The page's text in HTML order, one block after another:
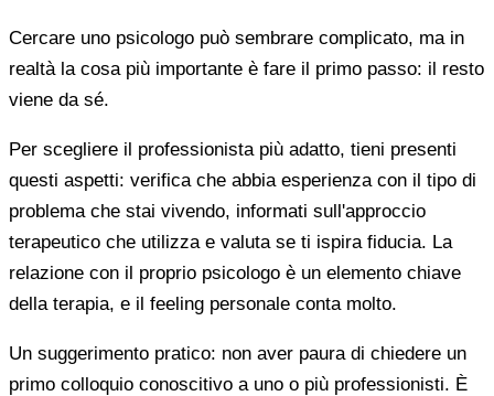
Cercare uno psicologo può sembrare complicato, ma in
realtà la cosa più importante è fare il primo passo: il resto
viene da sé.
Per scegliere il professionista più adatto, tieni presenti
questi aspetti: verifica che abbia esperienza con il tipo di
problema che stai vivendo, informati sull'approccio
terapeutico che utilizza e valuta se ti ispira fiducia. La
relazione con il proprio psicologo è un elemento chiave
della terapia, e il feeling personale conta molto.
Un suggerimento pratico: non aver paura di chiedere un
primo colloquio conoscitivo a uno o più professionisti. È